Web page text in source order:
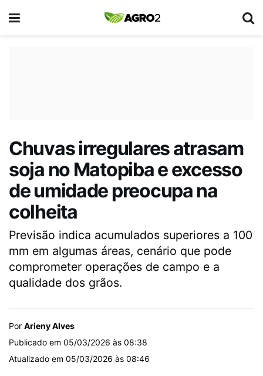
Chuvas irregulares atrasam
soja no Matopiba e excesso
de umidade preocupa na
colheita
Previsão indica acumulados superiores a 100
mm em algumas áreas, cenário que pode
comprometer operações de campo e a
qualidade dos grãos.
Por Arieny Alves
Publicado em 05/03/2026 às 08:38
Atualizado em 05/03/2026 às 08:46